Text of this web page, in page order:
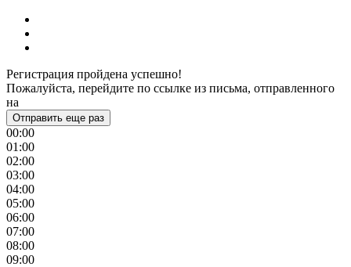
Регистрация пройдена успешно!
Пожалуйста, перейдите по ссылке из письма, отправленного
на
Отправить еще раз
00:00
01:00
02:00
03:00
04:00
05:00
06:00
07:00
08:00
09:00